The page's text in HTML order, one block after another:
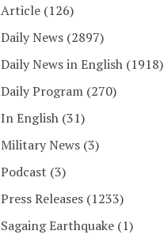
Article (126)
Daily News (2897)
Daily News in English (1918)
Daily Program (270)
In English (31)
Military News (3)
Podcast (3)
Press Releases (1233)
Sagaing Earthquake (1)